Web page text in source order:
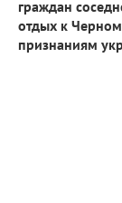
граждан
отдых к
признаниям